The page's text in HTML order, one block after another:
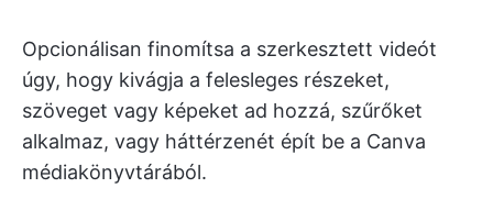
Opcionálisan finomítsa a szerkesztett videót
úgy, hogy kivágja a felesleges részeket,
szöveget vagy képeket ad hozzá, szűrőket
alkalmaz, vagy háttérzenét épít be a Canva
médiakönyvtárából.